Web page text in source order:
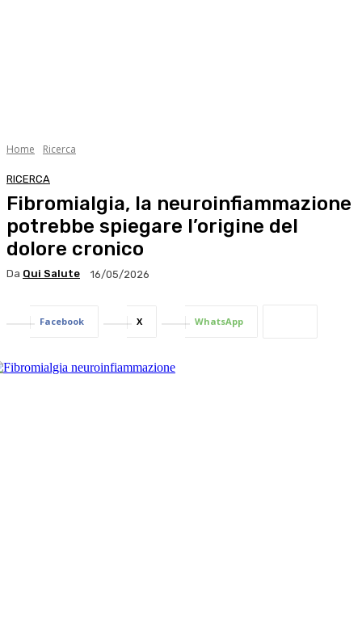
Home Ricerca
RICERCA
Fibromialgia, la neuroinfiammazione
potrebbe spiegare l’origine del
dolore cronico
Da Qui Salute 16/05/2026
Facebook X WhatsApp